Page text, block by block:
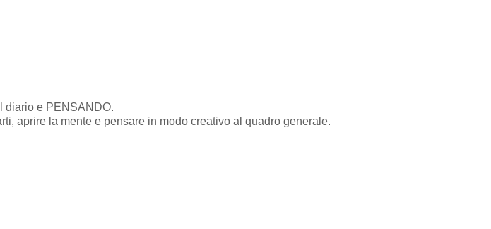
diario e PENSANDO.
aprire la mente e pensare in modo creativo al quadro generale.